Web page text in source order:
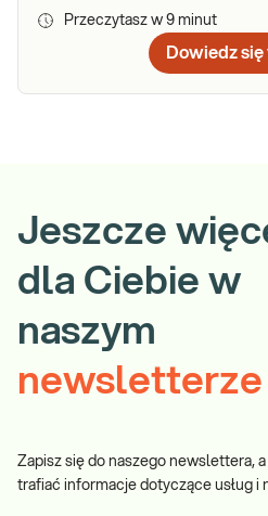
Przeczytasz w 9 minut
Dowiedz
Jeszcze
dla Ciebie w
naszym
newsletterze
Zapisz się do naszego newslettera,
trafiać informacje dotyczące usług i